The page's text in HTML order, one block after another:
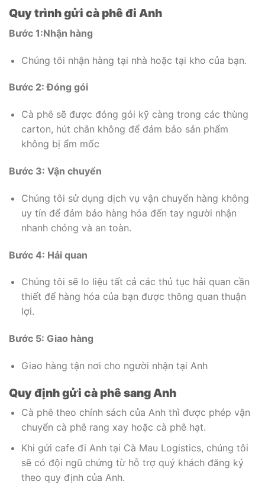
Quy trình gửi cà phê đi Anh
Bước 1:Nhận hàng
Chúng tôi nhận hàng tại nhà hoặc tại kho của bạn.
Bước 2: Đóng gói
Cà phê sẽ được đóng gói kỹ càng trong các thùng
carton, hút chân không để đảm bảo sản phẩm
không bị ẩm mốc
Bước 3: Vận chuyển
Chúng tôi sử dụng dịch vụ vận chuyển hàng không
uy tín để đảm bảo hàng hóa đến tay người nhận
nhanh chóng và an toàn.
Bước 4: Hải quan
Chúng tôi sẽ lo liệu tất cả các thủ tục hải quan cần
thiết để hàng hóa của bạn được thông quan thuận
lợi.
Bước 5: Giao hàng
Giao hàng tận nơi cho người nhận tại Anh
Quy định gửi cà phê sang Anh
Cà phê theo chính sách của Anh thì được phép vận
chuyển cà phê rang xay hoặc cà phê hạt.
Khi gửi cafe đi Anh tại Cà Mau Logistics, chúng tôi
sẽ có đội ngũ chứng từ hỗ trợ quý khách đăng ký
theo quy định của Anh.